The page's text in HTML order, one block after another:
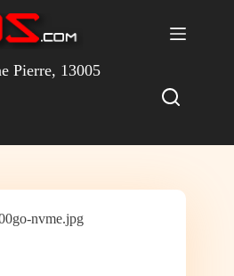
Pierre, 13005
nvme.jpg